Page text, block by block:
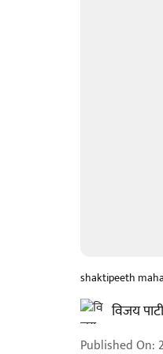
shaktipeeth
विजय
Published On: